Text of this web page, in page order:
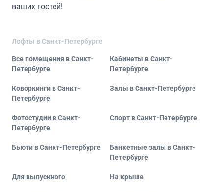
ваших гостей!
Лофты в Санкт-Петербурге
Все помещения в Санкт-
Петербурге
Кабинеты в Санкт-
Петербурге
Коворкинги в Санкт-
Петербурге
Залы в Санкт-Петербурге
Фотостудии в Санкт-
Петербурге
Спорт в Санкт-Петербурге
Бьюти в Санкт-Петербурге
Банкетные залы в Санкт-
Петербурге
Для выпускного На крыше